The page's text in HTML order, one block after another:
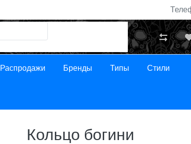
Распродажи Бренды Типы Стили
Кольцо богини